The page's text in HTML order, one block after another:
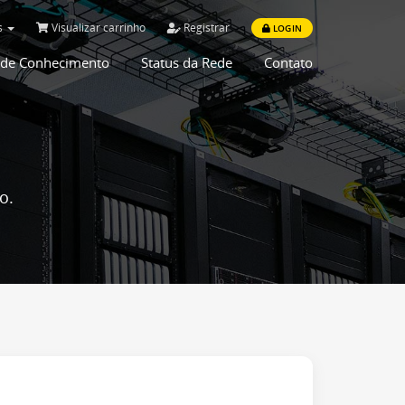
Visualizar carrinho Registrar LOGIN
Conhecimento Status da Rede Contato